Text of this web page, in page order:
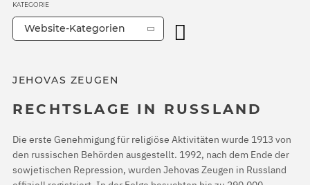
JEHOVAS ZEUGEN
RECHTSLAGE IN RUSSLAND
Die erste Genehmigung für religiöse Aktivitäten wurde 1913 von
den russischen Behörden ausgestellt. 1992, nach dem Ende der
sowjetischen Repression, wurden Jehovas Zeugen in Russland
KATEGORIE
Website-Kategorien